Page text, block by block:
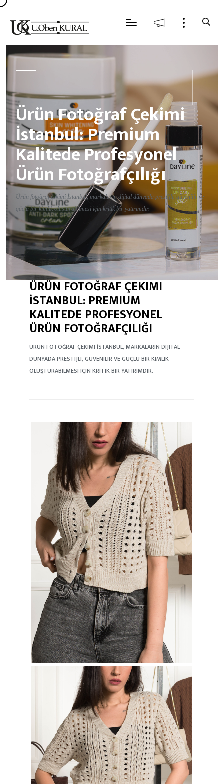
Ürün Fotoğraf Çekimi
İstanbul: Premium
Kalitede Profesyonel
Ürün Fotoğrafçılığı
Ürün fotoğraf çekimi İstanbul, markaların dijital dünyada prestijli, güvenilir ve
güçlü bir kimlik oluşturabilmesi için kritik bir yatırımdır.
ÜRÜN FOTOĞRAF ÇEKIMI
İSTANBUL: PREMIUM
KALITEDE PROFESYONEL
ÜRÜN FOTOĞRAFÇILIĞI
ÜRÜN FOTOĞRAF ÇEKIMI İSTANBUL, MARKALARIN DIJITAL
DÜNYADA PRESTIJLI, GÜVENILIR VE GÜÇLÜ BIR KIMLIK
OLUŞTURABILMESI IÇIN KRITIK BIR YATIRIMDIR.